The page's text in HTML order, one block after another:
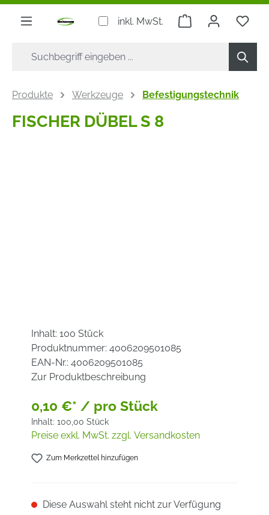
springen
inkl. MwSt. Warenkorb Du
Produkte Werkzeuge Befestigungstechnik
FISCHER DÜBEL S 8
Inhalt: 100 Stück
Produktnummer: 4006209501085
EAN-Nr.: 4006209501085
Zur Produktbeschreibung
0,10 €* / pro Stück
Inhalt: 100,00 Stück
Preise exkl. MwSt. zzgl. Versandkosten
Zum Merkzettel hinzufügen
Diese Auswahl steht nicht zur Verfügung